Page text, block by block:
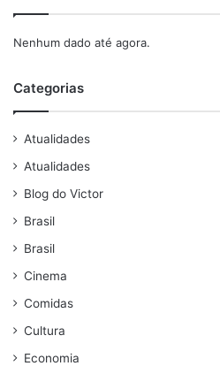
Nenhum dado até agora.
Categorias
Atualidades
Atualidades
Blog do Victor
Brasil
Brasil
Cinema
Comidas
Cultura
Economia